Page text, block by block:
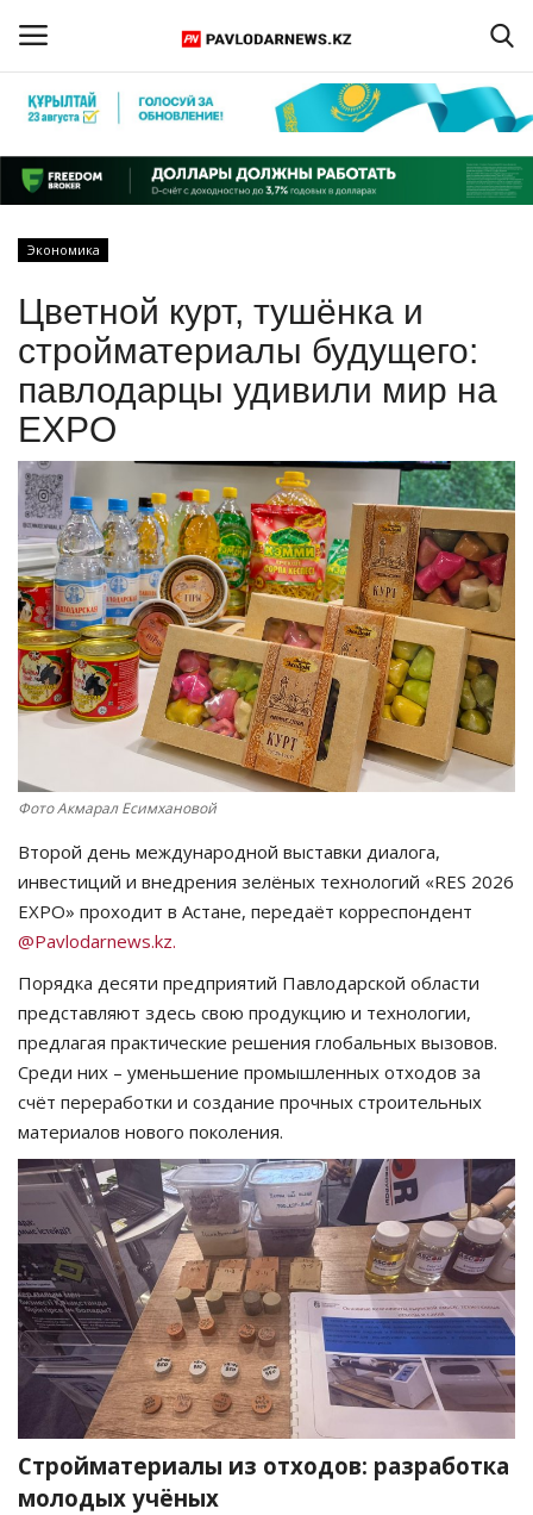
Регистрация
Главная
ПАВЛОДАРСКАЯ ОБЛАСТЬ
КАЗАХСТАН
МИР
СПЕЦПРОЕКТЫ
СПОРТ
Чек-лист
РАЗВЛЕЧЕНИЯ
Курултай
Язык
Қазақша Русский
Экономика
Цветной курт, тушёнка и
стройматериалы будущего:
павлодарцы удивили мир на
EXPO
Фото Акмарал Есимхановой
Второй день международной выставки диалога,
инвестиций и внедрения зелёных технологий «RES 2026
EXPO» проходит в Астане, передаёт корреспондент
@Pavlodarnews.kz.
Порядка десяти предприятий Павлодарской области
представляют здесь свою продукцию и технологии,
предлагая практические решения глобальных вызовов.
Среди них – уменьшение промышленных отходов за
счёт переработки и создание прочных строительных
материалов нового поколения.
Стройматериалы из отходов: разработка
молодых учёных